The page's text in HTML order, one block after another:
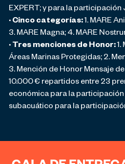
EXPERT; y para la participación
· Cinco categorías:1. MARE
3. MARE Magna; 4. MARE
· Tres menciones de Honor:
Áreas Marinas Protegidas; 2.
3. Mención de Honor Mensaje
10.000 € repartidos entre 23
económica para la participación
subacuático para la